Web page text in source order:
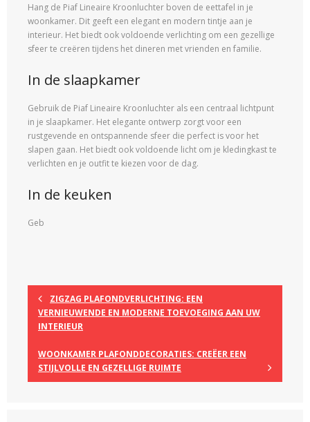
Hang de Piaf Lineaire Kroonluchter boven de eettafel in je
woonkamer. Dit geeft een elegant en modern tintje aan je
interieur. Het biedt ook voldoende verlichting om een ​​gezellige
sfeer te creëren tijdens het dineren met vrienden en familie.
In de slaapkamer
Gebruik de Piaf Lineaire Kroonluchter als een centraal lichtpunt
in je slaapkamer. Het elegante ontwerp zorgt voor een
rustgevende en ontspannende sfeer die perfect is voor het
slapen gaan. Het biedt ook voldoende licht om je kledingkast te
verlichten en je outfit te kiezen voor de dag.
In de keuken
Geb
ZIGZAG PLAFONDVERLICHTING: EEN
VERNIEUWENDE EN MODERNE TOEVOEGING AAN UW
INTERIEUR
WOONKAMER PLAFONDDECORATIES: CREËER EEN
STIJLVOLLE EN GEZELLIGE RUIMTE